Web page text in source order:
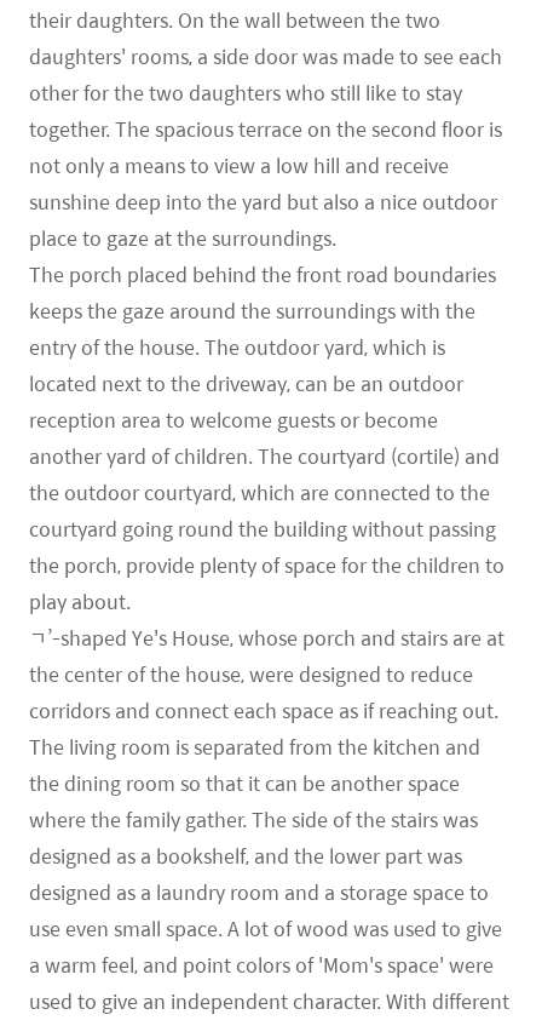
their daughters. On the wall between the two
daughters' rooms, a side door was made to see each
other for the two daughters who still like to stay
together. The spacious terrace on the second floor is
not only a means to view a low hill and receive
sunshine deep into the yard but also a nice outdoor
place to gaze at the surroundings.
The porch placed behind the front road boundaries
keeps the gaze around the surroundings with the
entry of the house. The outdoor yard, which is
located next to the driveway, can be an outdoor
reception area to welcome guests or become
another yard of children. The courtyard (cortile) and
the outdoor courtyard, which are connected to the
courtyard going round the building without passing
the porch, provide plenty of space for the children to
play about.
ㄱ’-shaped Ye's House, whose porch and stairs are at
the center of the house, were designed to reduce
corridors and connect each space as if reaching out.
The living room is separated from the kitchen and
the dining room so that it can be another space
where the family gather. The side of the stairs was
designed as a bookshelf, and the lower part was
designed as a laundry room and a storage space to
use even small space. A lot of wood was used to give
a warm feel, and point colors of 'Mom's space' were
used to give an independent character. With different